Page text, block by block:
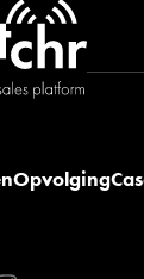
Opvolging